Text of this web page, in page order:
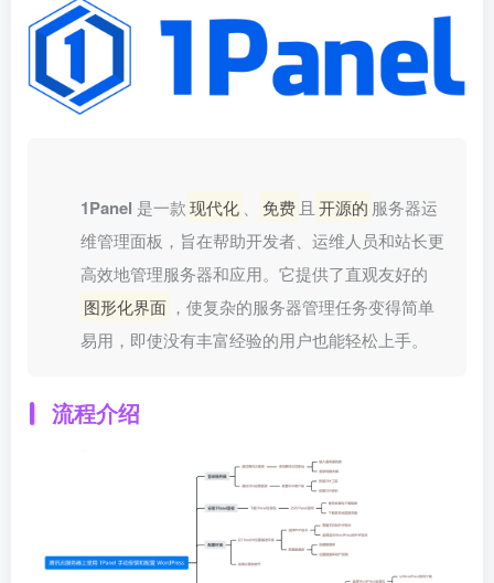
1Panel 是一款现代化 、 免费 且 开源的 服务器运
维管理面板，旨在帮助开发者、运维人员和站长更
高效地管理服务器和应用。它提供了直观友好的
图形化界面 ，使复杂的服务器管理任务变得简单
易用，即使没有丰富经验的用户也能轻松上手。
流程介绍